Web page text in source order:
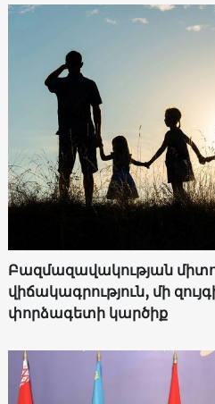
Բազմազավակության
վիճակագրություն, մի
փորձագետի կարծիք